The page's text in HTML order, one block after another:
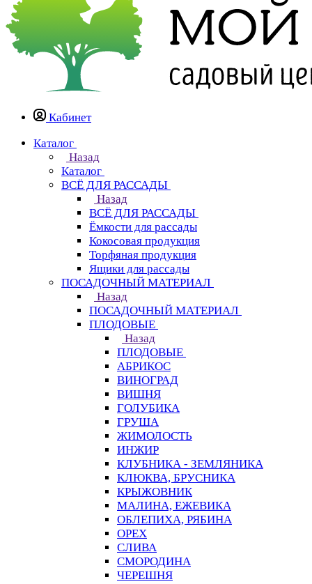
Кабинет
Каталог
Назад
Каталог
ВСЁ ДЛЯ РАССАДЫ
Назад
ВСЁ ДЛЯ РАССАДЫ
Ёмкости для рассады
Кокосовая продукция
Торфяная продукция
Ящики для рассады
ПОСАДОЧНЫЙ МАТЕРИАЛ
Назад
ПОСАДОЧНЫЙ МАТЕРИАЛ
ПЛОДОВЫЕ
Назад
ПЛОДОВЫЕ
АБРИКОС
ВИНОГРАД
ВИШНЯ
ГОЛУБИКА
ГРУША
ЖИМОЛОСТЬ
ИНЖИР
КЛУБНИКА - ЗЕМЛЯНИКА
КЛЮКВА, БРУСНИКА
КРЫЖОВНИК
МАЛИНА, ЕЖЕВИКА
ОБЛЕПИХА, РЯБИНА
ОРЕХ
СЛИВА
СМОРОДИНА
ЧЕРЕШНЯ